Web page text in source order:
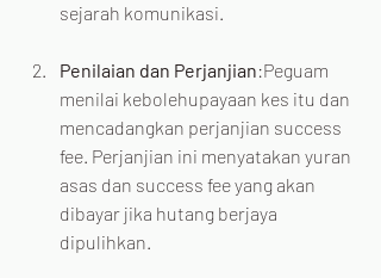
sejarah komunikasi.
Penilaian dan Perjanjian:Peguam
menilai kebolehupayaan kes itu dan
mencadangkan perjanjian success
fee. Perjanjian ini menyatakan yuran
asas dan success fee yang akan
dibayar jika hutang berjaya
dipulihkan.